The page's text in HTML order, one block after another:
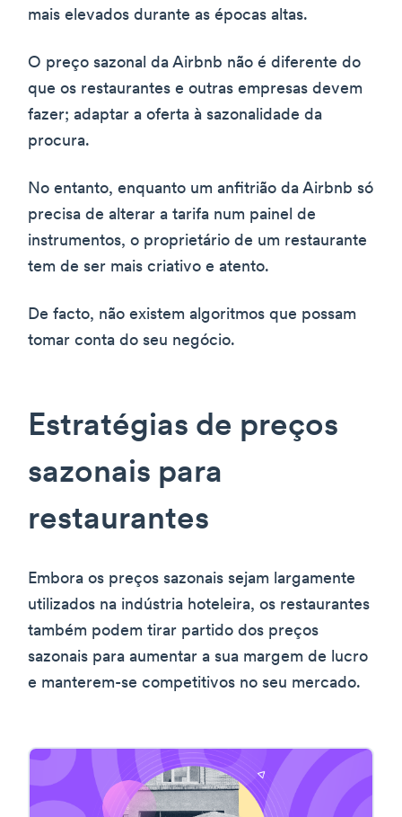
mais elevados durante as épocas altas.
O preço sazonal da Airbnb não é diferente do
que os restaurantes e outras empresas devem
fazer; adaptar a oferta à sazonalidade da
procura.
No entanto, enquanto um anfitrião da Airbnb só
precisa de alterar a tarifa num painel de
instrumentos, o proprietário de um restaurante
tem de ser mais criativo e atento.
De facto, não existem algoritmos que possam
tomar conta do seu negócio.
Estratégias de preços
sazonais para
restaurantes
Embora os preços sazonais sejam largamente
utilizados na indústria hoteleira, os restaurantes
também podem tirar partido dos preços
sazonais para aumentar a sua margem de lucro
e manterem-se competitivos no seu mercado.